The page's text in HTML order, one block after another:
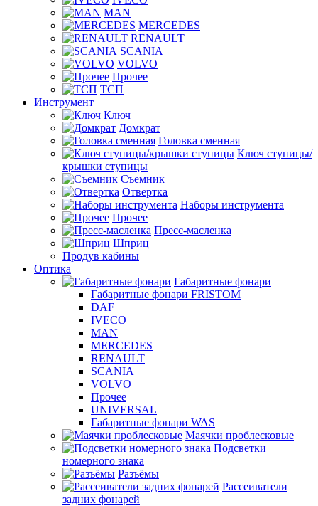
MAN
MERCEDES
RENAULT
SCANIA
VOLVO
Прочее
ТСП
Инструмент
Ключ
Домкрат
Головка сменная
Ключ ступицы/
крышки ступицы
Съемник
Отвертка
Наборы инструмента
Прочее
Пресс-масленка
Шприц
Продув кабины
Оптика
Габаритные фонари
Габаритные фонари FRISTOM
DAF
IVECO
MAN
MERCEDES
RENAULT
SCANIA
VOLVO
Прочее
UNIVERSAL
Габаритные фонари WAS
Маячки проблесковые
Подсветки
номерного знака
Разъёмы
Рассеиватели
задних фонарей